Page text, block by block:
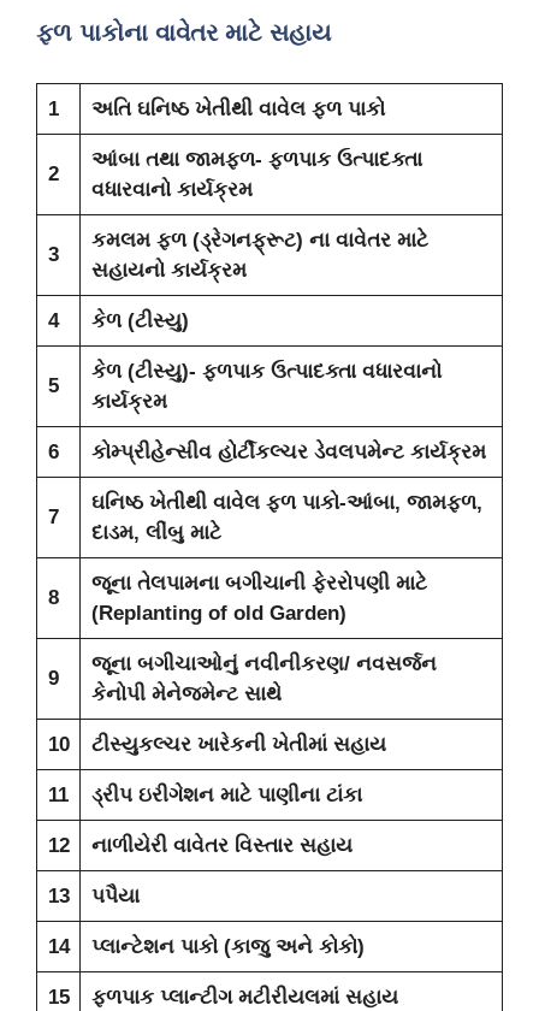
ફળ પાકોના વાવેતર માટે સહાય
1 અતિ ઘનિષ્ઠ ખેતીથી વાવેલ ફળ પાકો
2
આંબા તથા જામફળ- ફળપાક ઉત્પાદક્તા
વધારવાનો કાર્યક્રમ
3
કમલમ ફળ (ડ્રેગનફ્રૂટ) ના વાવેતર માટે
સહાયનો કાર્યક્રમ
4 કેળ (ટીસ્યુ)
5
કેળ (ટીસ્યુ)- ફળપાક ઉત્પાદક્તા વધારવાનો
કાર્યક્રમ
6 કોમ્પ્રીહેન્સીવ હોર્ટીકલ્ચર ડેવલપમેન્ટ કાર્યક્રમ
7
ઘનિષ્ઠ ખેતીથી વાવેલ ફળ પાકો-આંબા, જામફળ,
દાડમ, લીંબુ માટે
8
જૂના તેલપામના બગીચાની ફેરરોપણી માટે
(Replanting of old Garden)
9
જૂના બગીચાઓનું નવીનીકરણ/ નવસર્જન
કેનોપી મેનેજમેન્ટ સાથે
10 ટીસ્યુકલ્ચર ખારેકની ખેતીમાં સહાય
11 ડ્રીપ ઇરીગેશન માટે પાણીના ટાંકા
12 નાળીયેરી વાવેતર વિસ્તાર સહાય
13 પપૈયા
14 પ્લાન્ટેશન પાકો (કાજુ અને કોકો)
15 ફળપાક પ્લાન્ટીગ મટીરીયલમાં સહાય